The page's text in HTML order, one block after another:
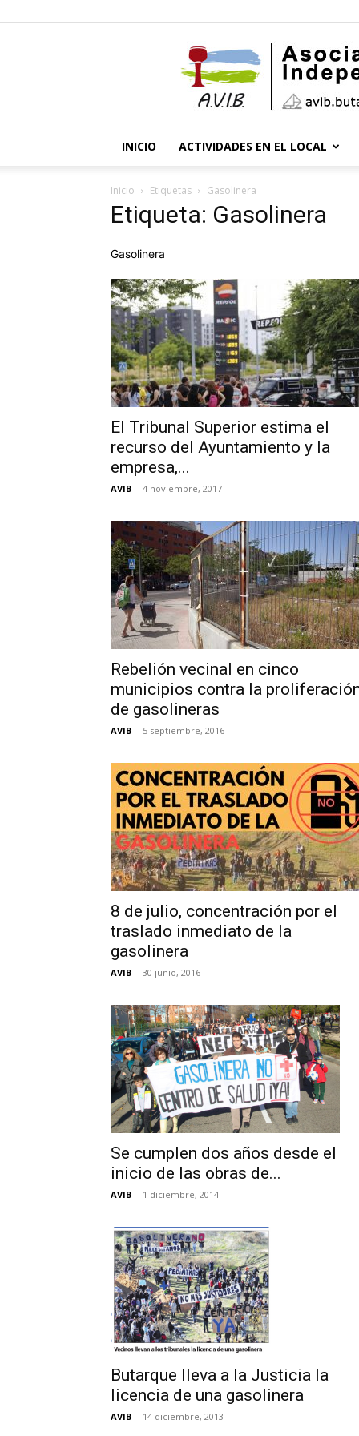
INICIO ACTIVIDADES EN EL LOCAL
Inicio Etiquetas Gasolinera
Etiqueta: Gasolinera
Gasolinera
El Tribunal Superior estima el
recurso del Ayuntamiento y la
empresa,...
AVIB - 4 noviembre, 2017
Rebelión vecinal en cinco
municipios contra la
de gasolineras
AVIB - 5 septiembre, 2016
8 de julio, concentración por el
traslado inmediato de la
gasolinera
AVIB - 30 junio, 2016
Se cumplen dos años desde el
inicio de las obras de...
AVIB - 1 diciembre, 2014
Butarque lleva a la Justicia la
licencia de una gasolinera
AVIB - 14 diciembre, 2013